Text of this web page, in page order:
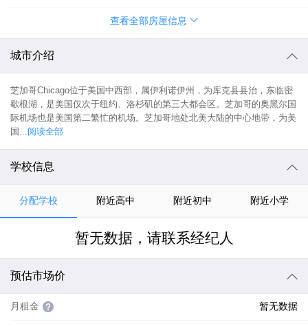
查看全部房屋信息
城市介绍
芝加哥Chicago位于美国中西部，属伊利诺伊州，为库克县县治，东临密
歇根湖，是美国仅次于纽约、洛杉矶的第三大都会区。芝加哥的奥黑尔国
际机场也是美国第二繁忙的机场。芝加哥地处北美大陆的中心地带，为美
国...阅读全部
学校信息
分配学校 附近高中 附近初中 附近小学
暂无数据，请联系经纪人
预估市场价
月租金 暂无数据